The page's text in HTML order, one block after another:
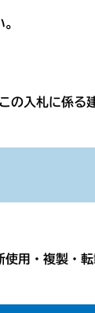
入札に係る
用・複製・転